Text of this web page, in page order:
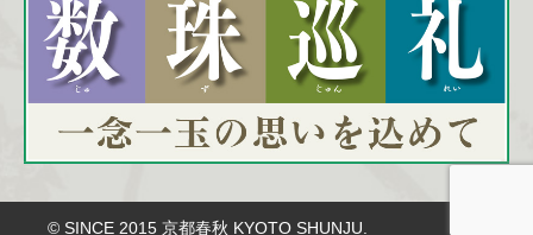
© SINCE 2015 京都春秋 KYOTO SHUNJU.